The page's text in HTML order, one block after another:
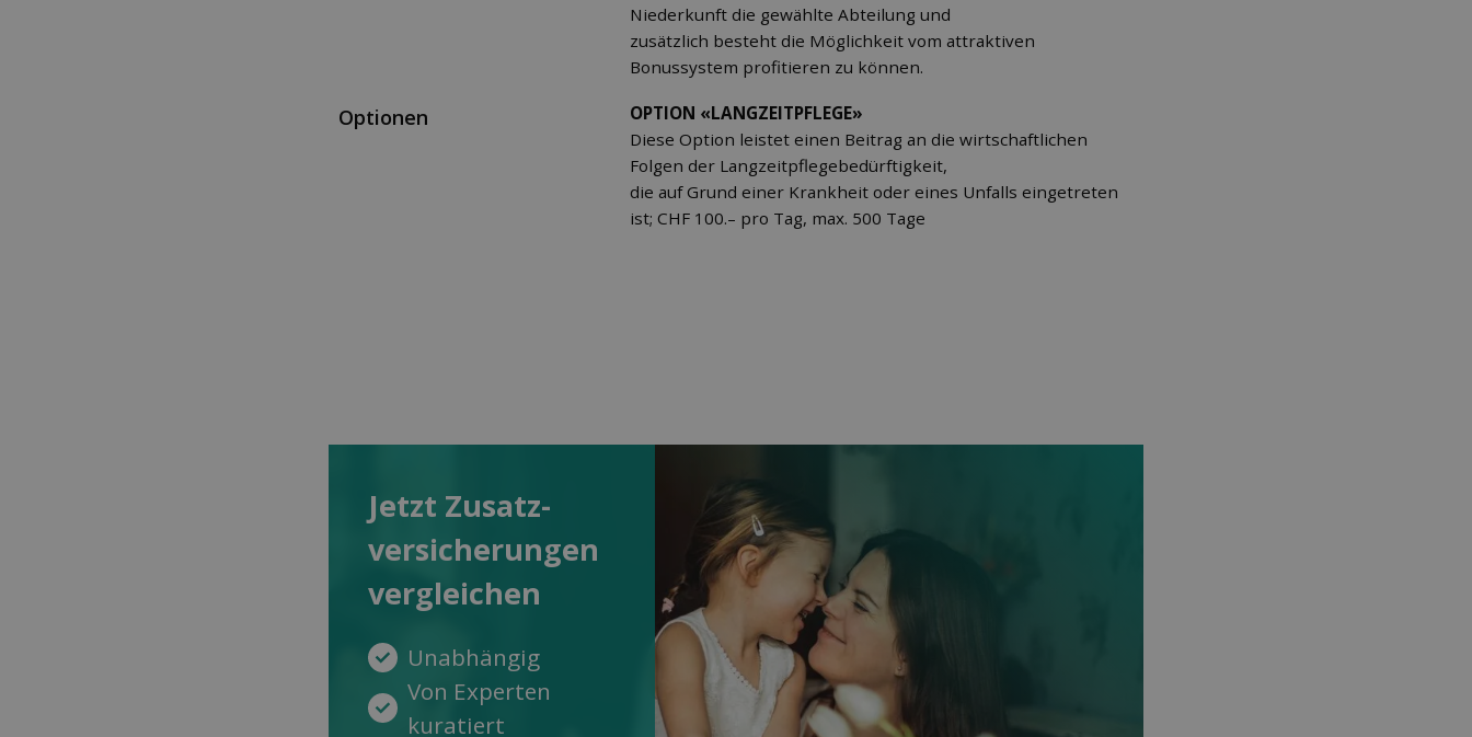
Optionen
Niederkunft die gewählte Abteilung und
zusätzlich besteht die Möglichkeit vom attraktiven
Bonussystem profitieren zu können.
OPTION «LANGZEITPFLEGE»
Diese Option leistet einen Beitrag an die wirtschaftlichen
Folgen der Langzeitpflegebedürftigkeit,
die auf Grund einer Krankheit oder eines Unfalls eingetreten
ist; CHF 100.– pro Tag, max. 500 Tage
Jetzt Zusatz­
versicherungen
ver­gleichen
Unabhängig
Von Experten
kuratiert